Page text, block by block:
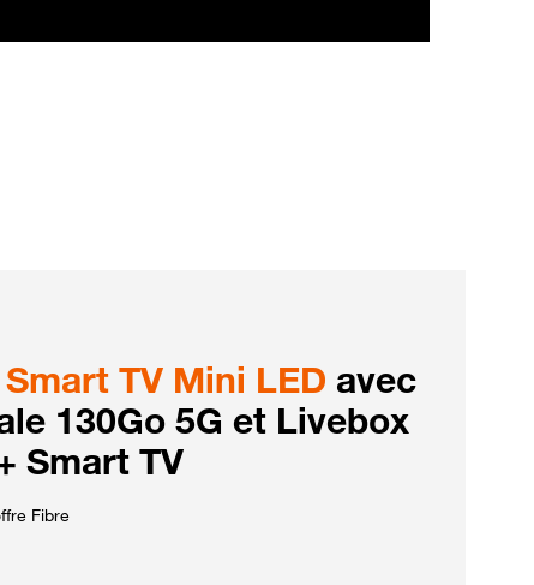
Smart TV Mini LED avec
130Go 5G et Livebox
Smart TV
Fibre